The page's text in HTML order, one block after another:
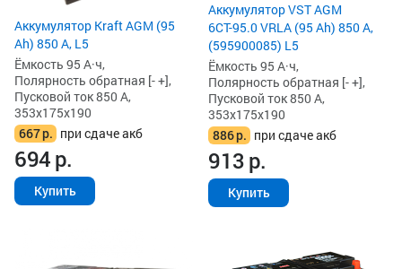
Аккумулятор Kraft AGM (95
Ah) 850 А, L5
Ёмкость 95 А·ч,
Полярность обратная [- +],
Пусковой ток 850 А,
353x175x190
667р. при сдаче акб
694р.
Купить
Аккумулятор VST AGM
6СТ-95.0 VRLA (95 Ah) 850 А,
(595900085) L5
Ёмкость 95 А·ч,
Полярность обратная [- +],
Пусковой ток 850 А,
353x175x190
886р. при сдаче акб
913р.
Купить